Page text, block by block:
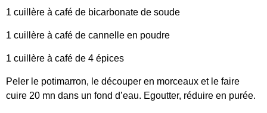
1 cuillère à café de bicarbonate de soude
1 cuillère à café de cannelle en poudre
1 cuillère à café de 4 épices
Peler le potimarron, le découper en morceaux et le faire
cuire 20 mn dans un fond d’eau. Egoutter, réduire en purée.